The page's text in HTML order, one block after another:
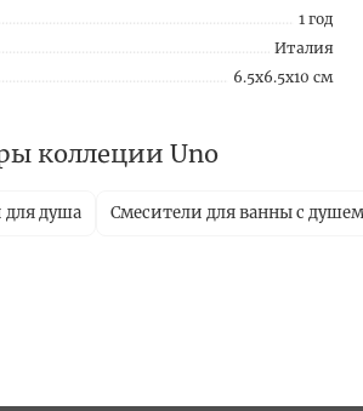
1 год
Италия
6.5x6.5x10 см
коллеции Uno
для душа Смесители для ванны с душем